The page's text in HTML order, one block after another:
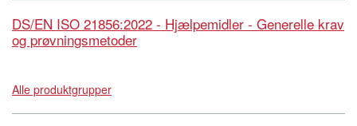
DS/EN ISO 21856:2022 - Hjælpemidler - Generelle krav
og prøvningsmetoder
Alle produktgrupper